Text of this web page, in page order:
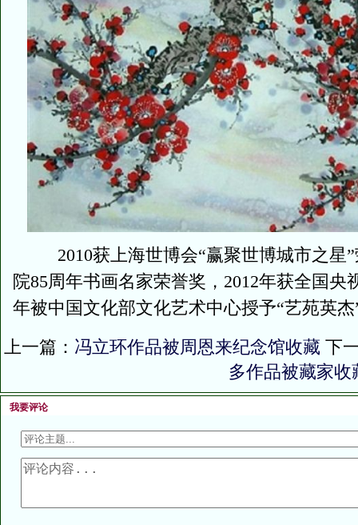
2010获上海世博会“赢聚世博城市之星”
院85周年书画名家荣誉奖，2012年获全国央
年被中国文化部文化艺术中心授予“艺苑英
上一篇： 冯立环作品被周恩来纪念馆收藏 下
多作品被藏家收
我要评论